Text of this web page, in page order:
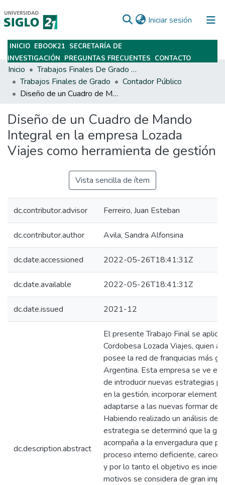
Iniciar sesión (current)
Subir
INICIO EBOOK21 SECRETARÍA DE
INVESTIGACIÓN PREGUNTAS FRECUENTES CONTACTO
Inicio
Trabajos Finales De Grado Y Posgrado
Trabajos Finales de Grado
Contador Público
Diseño de un Cuadro de Mando Integral en la empresa Lozada Viajes como herramienta de gestión
Diseño de un Cuadro de Mando
Integral en la empresa Lozada
Viajes como herramienta de gestión
Vista sencilla de ítem
dc.contributor.advisor Ferreiro, Juan Esteban
dc.contributor.author Avila, Sandra Alfonsina
dc.date.accessioned 2022-05-26T18:41:31Z
dc.date.available 2022-05-26T18:41:31Z
dc.date.issued 2021-12
dc.description.abstract
El presente Trabajo Final se
Cordobesa Lozada Viajes, quien
posee la red de franquicias más
Argentina. Esta empresa se ve
de introducir nuevas estrategias
en la gestión, incorporar
adaptarse a las nuevas formar de
Habiendo realizado un análisis de
estrategia se determinó que la
acompaña a la envergadura que
proceso interno deficiente, carece
y por lo tanto el objetivo es
motivos se considera de gran